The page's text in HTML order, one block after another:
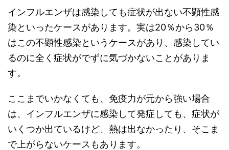
インフルエンザは感染しても症状が出ない不顕性感
染といったケースがあります。実は20％から30％
はこの不顕性感染というケースがあり、感染してい
るのに全く症状がでずに気づかないことがありま
す。
ここまでいかなくても、免疫力が元から強い場合
は、インフルエンザに感染して発症しても、症状が
いくつか出ているけど、熱は出なかったり、そこま
で上がらないケースもあります。